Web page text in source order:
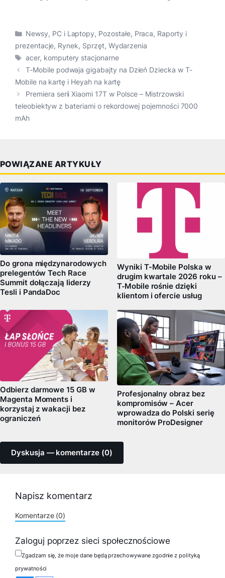
Kategorie
Newsy, PC i Laptopy, Pozostałe, Praca, Raporty i
prezentacje, Rynek, Sprzęt, Wydarzenia
Tagi
acer, komputery stacjonarne
T-Mobile podwaja gigabajty na Dzień Dziecka w T-
Mobile na kartę i Heyah na kartę
Premiera serii Xiaomi 17T w Polsce – Mistrzowski
teleobiektyw z bateriami o rekordowej pojemności 7000
mAh
POWIĄZANE ARTYKUŁY
Do grona międzynarodowych
prelegentów Tech Race
Summit dołączają liderzy
Tesli i PandaDoc
Wyniki T-Mobile Polska w
drugim kwartale 2026 roku –
T‑Mobile rośnie dzięki
klientom i ofercie usług
Odbierz darmowe 15 GB w
Magenta Moments i
korzystaj z wakacji bez
ograniczeń
Profesjonalny obraz bez
kompromisów – Acer
wprowadza do Polski serię
monitorów ProDesigner
Dyskusja — komentarze (0)
Napisz komentarz
Komentarze (0)
Zaloguj poprzez sieci społecznościowe
Zgadzam się, że moje dane będą przechowywane zgodnie z polityką
prywatności